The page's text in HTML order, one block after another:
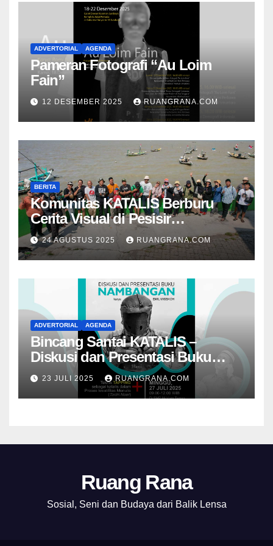
ADVERTORIAL AGENDA
Pameran Fotografi “Au Loim
Fain”
12 DESEMBER 2025 RUANGRANA.COM
BERITA
Komunitas KATALIS Berburu
Cerita Visual di Pesisir
Nambangan
24 AGUSTUS 2025 RUANGRANA.COM
ADVERTORIAL AGENDA
Bincang Santai KATALIS –
Diskusi dan Presentasi Buku
Foto Nambangan
23 JULI 2025 RUANGRANA.COM
Ruang Rana
Sosial, Seni dan Budaya dari Balik Lensa